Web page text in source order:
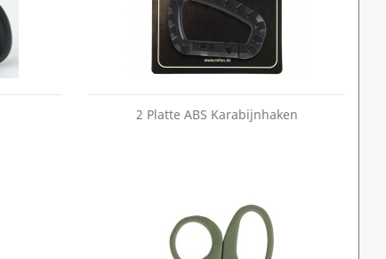
2 Platte ABS Karabijnhaken